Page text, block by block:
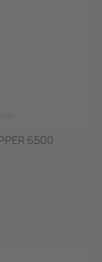
6500